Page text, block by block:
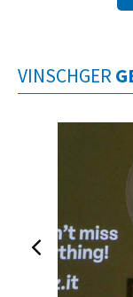
VINSCHGER